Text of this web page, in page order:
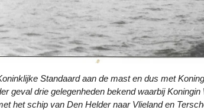
Standaard aan de mast en dus met
geval drie gelegenheden bekend waarbij
het schip van Den Helder naar Vlieland en